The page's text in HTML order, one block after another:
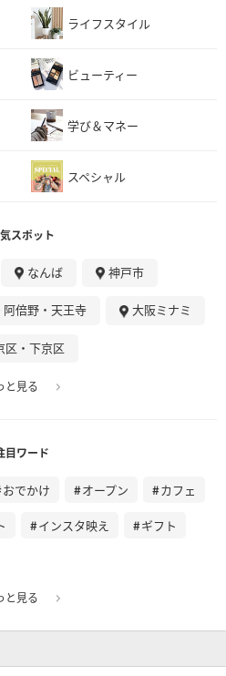
ライフスタイル
ビューティー
学び＆マネー
スペシャル
スポット
なんば 神戸市
阿倍野・天王寺 大阪ミナミ
区・下京区
と見る
目ワード
おでかけ オープン カフェ
インスタ映え ギフト
と見る